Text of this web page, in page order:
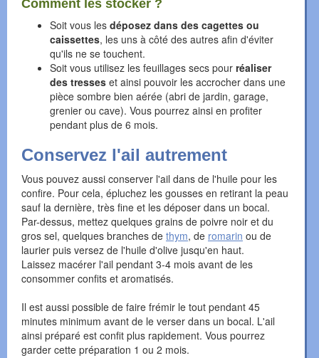
Comment les stocker ?
Soit vous les déposez dans des cagettes ou
caissettes, les uns à côté des autres afin d'éviter
qu'ils ne se touchent.
Soit vous utilisez les feuillages secs pour réaliser
des tresses et ainsi pouvoir les accrocher dans une
pièce sombre bien aérée (abri de jardin, garage,
grenier ou cave). Vous pourrez ainsi en profiter
pendant plus de 6 mois.
Conservez l'ail autrement
Vous pouvez aussi conserver l'ail dans de l'huile pour les
confire. Pour cela, épluchez les gousses en retirant la peau
sauf la dernière, très fine et les déposer dans un bocal.
Par-dessus, mettez quelques grains de poivre noir et du
gros sel, quelques branches de thym, de romarin ou de
laurier puis versez de l'huile d'olive jusqu'en haut.
Laissez macérer l'ail pendant 3-4 mois avant de les
consommer confits et aromatisés.
Il est aussi possible de faire frémir le tout pendant 45
minutes minimum avant de le verser dans un bocal. L'ail
ainsi préparé est confit plus rapidement. Vous pourrez
garder cette préparation 1 ou 2 mois.